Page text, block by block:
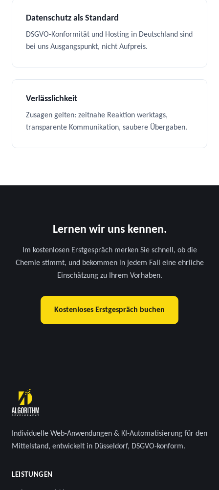
Datenschutz als Standard
DSGVO-Konformität und Hosting in Deutschland sind
bei uns Ausgangspunkt, nicht Aufpreis.
Verlässlichkeit
Zusagen gelten: zeitnahe Reaktion werktags,
transparente Kommunikation, saubere Übergaben.
Lernen wir uns kennen.
Im kostenlosen Erstgespräch merken Sie schnell, ob die
Chemie stimmt, und bekommen in jedem Fall eine ehrliche
Einschätzung zu Ihrem Vorhaben.
Kostenloses Erstgespräch buchen
Individuelle Web-Anwendungen & KI-Automatisierung für den
Mittelstand, entwickelt in Düsseldorf, DSGVO-konform.
LEISTUNGEN